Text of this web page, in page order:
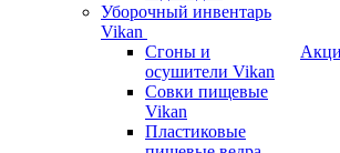
Уборочный инвентарь
Vikan
Сгоны и
осушители Vikan
Совки пищевые
Vikan
Пластиковые